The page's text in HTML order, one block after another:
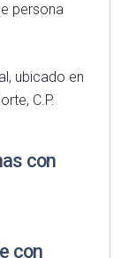
persona
ubicado en
C.P.
con
con